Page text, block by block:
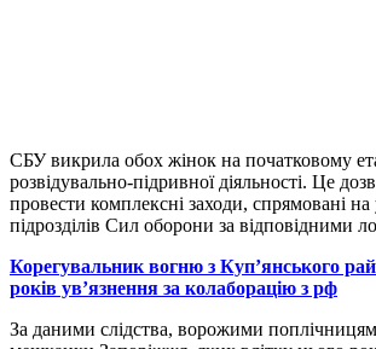
СБУ викрила обох жінок на початковому
розвідувально-підривної діяльності. Це
провести комплексні заходи, спрямовані на
підрозділів Сил оборони за відповідними
Корегувальник вогню з Куп’янського
років ув’язнення за колаборацію з рф
За даними слідства, ворожими